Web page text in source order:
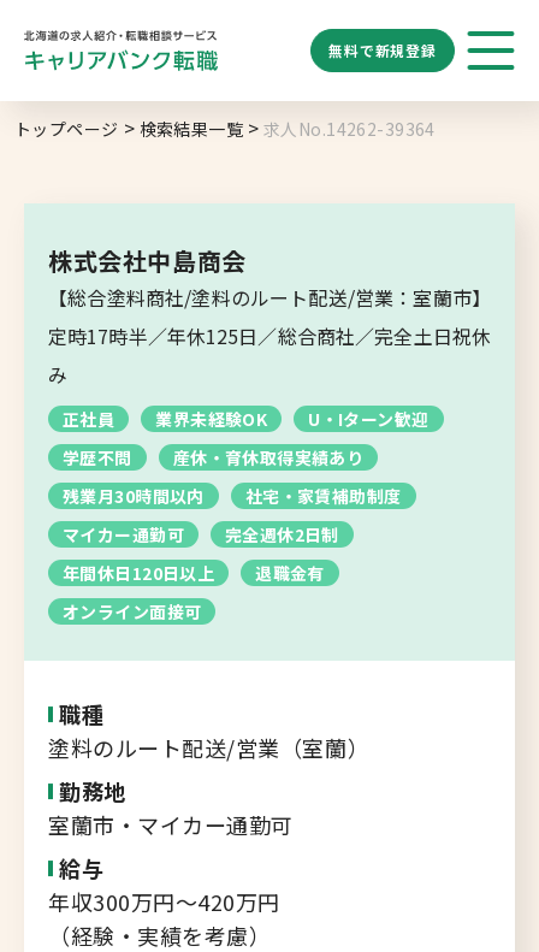
無料で新規登録
求人を探す ブックマーク
求人閲覧履歴 新着求人一覧
転職支援サービス
よくあるご質問
ログイン
勤務地 業種 職種
札幌市
道央エリア
道東エリア
釧路・根室エリア
オホーツクエリア
後志エリア
胆振・日高エリア
道北・旭川エリア
稚内・留萌エリア
道南エリア
フルリモート
北海道以外
トップページ 検索結果一覧 求人No.14262-39364
株式会社中島商会
【総合塗料商社/塗料のルート配送/営業：室蘭市】
定時17時半／年休125日／総合商社／完全土日祝休
み
正社員 業界未経験OK
U・Iターン歓迎
学歴不問
産休・育休取得実績あり
残業月30時間以内
社宅・家賃補助制度
マイカー通勤可
完全週休2日制
年間休日120日以上
退職金有
オンライン面接可
職種
塗料のルート配送/営業（室蘭）
勤務地
室蘭市・マイカー通勤可
給与
年収300万円～420万円
（経験・実績を考慮）